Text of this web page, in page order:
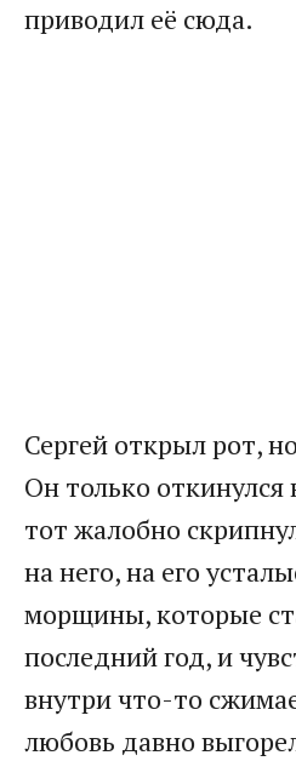
приводил её сюда.
Сергей открыл рот,
Он только откинулся
тот жалобно
на него, на его
морщины, которые
последний год, и
внутри что-то
любовь давно